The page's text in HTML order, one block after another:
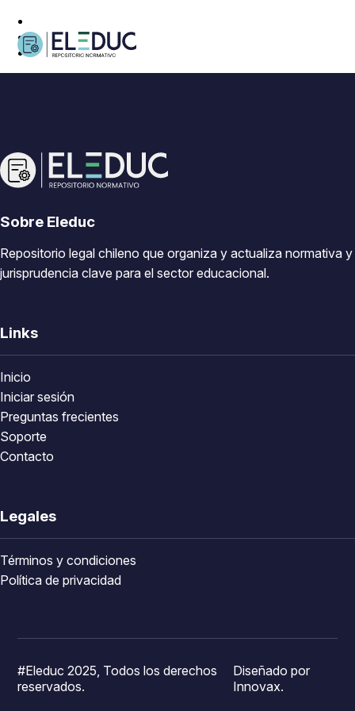
Sobre Eleduc
Repositorio legal chileno que organiza y actualiza normativa y
jurisprudencia clave para el sector educacional.
Links
Inicio
Iniciar sesión
Preguntas frecientes
Soporte
Contacto
Legales
Términos y condiciones
Política de privacidad
#Eleduc 2025, Todos los derechos
reservados.
Diseñado por
Innovax.